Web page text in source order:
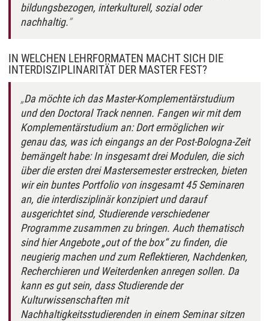
bildungsbezogen, interkulturell, sozial oder
nachhaltig.
IN WELCHEN LEHRFORMATEN MACHT SICH DIE
INTERDISZIPLINARITÄT DER MASTER FEST?
Da möchte ich das Master-Komplementärstudium
und den Doctoral Track nennen. Fangen wir mit dem
Komplementärstudium an: Dort ermöglichen wir
genau das, was ich eingangs an der Post-Bologna-Zeit
bemängelt habe: In insgesamt drei Modulen, die sich
über die ersten drei Mastersemester erstrecken, bieten
wir ein buntes Portfolio von insgesamt 45 Seminaren
an, die interdisziplinär konzipiert und darauf
ausgerichtet sind, Studierende verschiedener
Programme zusammen zu bringen. Auch thematisch
sind hier Angebote „out of the box“ zu finden, die
neugierig machen und zum Reflektieren, Nachdenken,
Recherchieren und Weiterdenken anregen sollen. Da
kann es gut sein, dass Studierende der
Kulturwissenschaften mit
Nachhaltigkeitsstudierenden in einem Seminar sitzen